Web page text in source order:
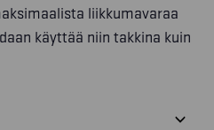
liikkumavaraa
käyttää niin takkina kuin